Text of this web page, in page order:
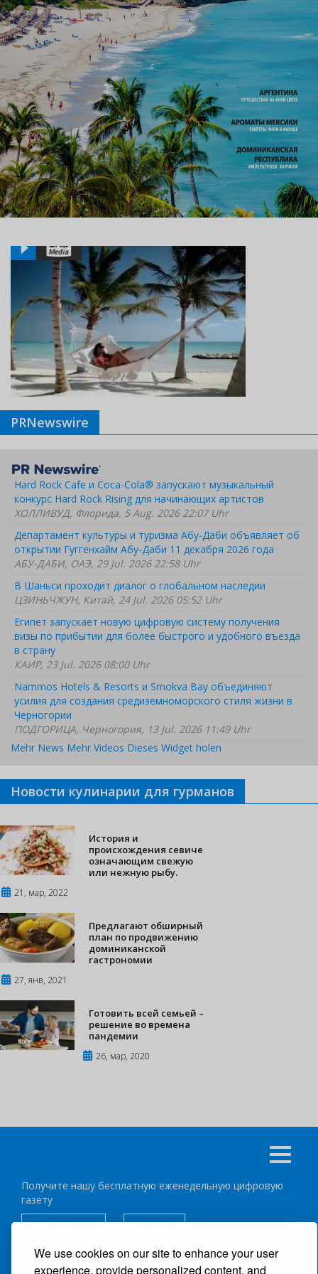
We use cookies on our site to enhance your user
experience, provide personalized content, and
PRNewswire
Hard Rock Cafe и Coca-Cola® запускают музыкальный
конкурс Hard Rock Rising для начинающих артистов
ХОЛЛИВУД, Флорида, 5 Aug. 2026 22:07 Uhr
Департамент культуры и туризма Абу-Даби объявляет об
открытии Гуггенхайм Абу-Даби 11 декабря 2026 года
АБУ-ДАБИ, ОАЭ, 29 Jul. 2026 22:58 Uhr
В Шаньси проходит диалог о глобальном наследии
ЦЗИНЬЧЖУН, Китай, 24 Jul. 2026 05:52 Uhr
Египет запускает новую цифровую систему получения
визы по прибытии для более быстрого и удобного въезда
в страну
КАИР, 23 Jul. 2026 08:00 Uhr
Nammos Hotels & Resorts и Smokva Bay объединяют
усилия для создания средиземноморского стиля жизни в
Черногории
ПОДГОРИЦА, Черногория, 13 Jul. 2026 11:49 Uhr
Mehr News Mehr Videos Dieses Widget holen
Новости кулинарии для гурманов
История и
происхождения севиче
означающим свежую
или нежную рыбу.
21, мар, 2022
Предлагают обширный
план по продвижению
доминиканской
гастрономии
27, янв, 2021
Готовить всей семьей –
решение во времена
пандемии
26, мар, 2020
Получите нашу бесплатную еженедельную цифровую
газету
подписаться
отписка
Следуйте за нами: